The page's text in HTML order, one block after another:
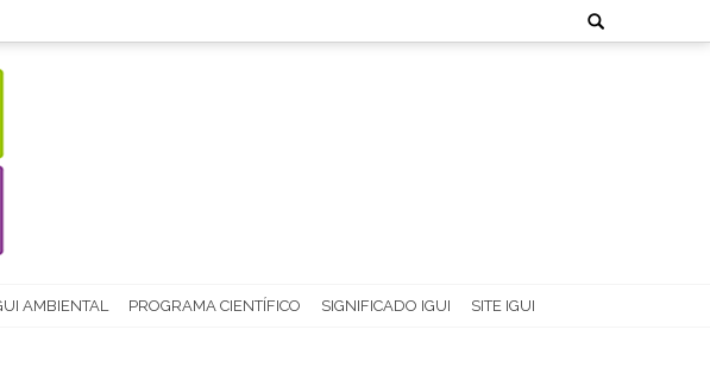
Search
for:
AMBIENTAL PROGRAMA CIENTÍFICO SIGNIFICADO IGUI SITE IGUI